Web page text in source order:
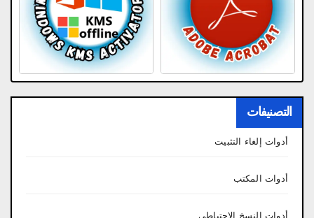
التصنيفات
أدوات إلغاء التثبيت
أدوات المكتب
أدوات النسخ الاحتياطي